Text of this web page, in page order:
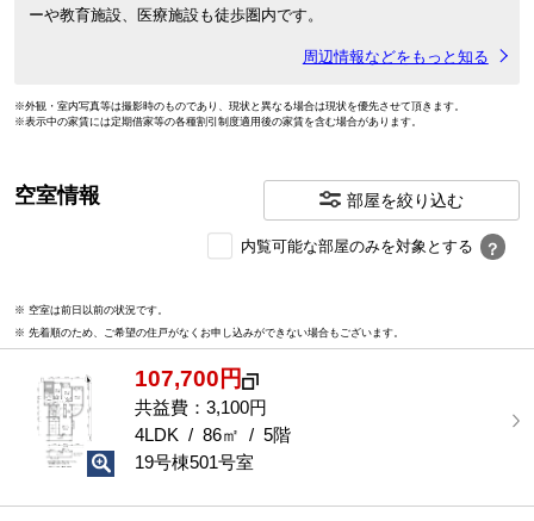
ーや教育施設、医療施設も徒歩圏内です。
周辺情報などをもっと知る
※外観・室内写真等は撮影時のものであり、現状と異なる場合は現状を優先させて頂きます。
※表示中の家賃には定期借家等の各種割引制度適用後の家賃を含む場合があります。
空室情報 部屋を絞り込む
な
屋
を
選
す
内覧可能な部屋のみを対象とする ？
※ 空室は前日以前の状況です。
※ 先着順のため、ご希望の住戸がなくお申し込みができない場合もございます。
107,700円
共益費：3,100円
4LDK / 86㎡ / 5階
19号棟501号室